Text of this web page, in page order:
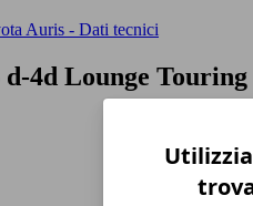
Auris - Dati tecnici
4d Lounge Touring